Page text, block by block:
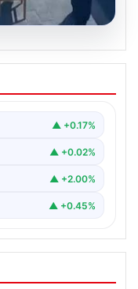
Kafe
Sürücüye
damgasını
▲ +0.17%
▲ +0.02%
▲ +2.00%
▲ +0.45%